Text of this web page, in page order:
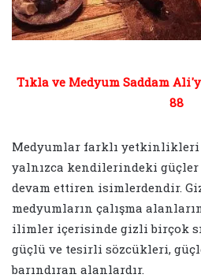
Tıkla ve Medyum Saddam
88
Medyumlar farklı
yalnızca kendilerindeki
devam ettiren isimlerdendir.
medyumların çalışma
ilimler içerisinde gizli birçok
güçlü ve tesirli sözcükleri,
barındıran alanlardır.